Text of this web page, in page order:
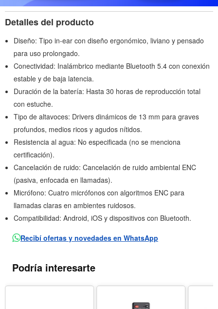
Detalles del producto
Diseño: Tipo in-ear con diseño ergonómico, liviano y pensado
para uso prolongado.
Conectividad: Inalámbrico mediante Bluetooth 5.4 con conexión
estable y de baja latencia.
Duración de la batería: Hasta 30 horas de reproducción total
con estuche.
Tipo de altavoces: Drivers dinámicos de 13 mm para graves
profundos, medios ricos y agudos nítidos.
Resistencia al agua: No especificada (no se menciona
certificación).
Cancelación de ruido: Cancelación de ruido ambiental ENC
(pasiva, enfocada en llamadas).
Micrófono: Cuatro micrófonos con algoritmos ENC para
llamadas claras en ambientes ruidosos.
Compatibilidad: Android, iOS y dispositivos con Bluetooth.
Recibí ofertas y novedades en WhatsApp
Podría interesarte